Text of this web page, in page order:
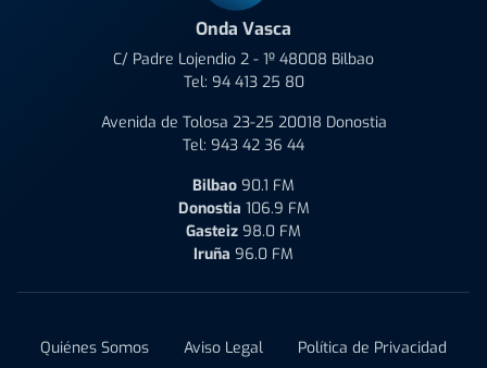
Onda Vasca
C/ Padre Lojendio 2 - 1º 48008 Bilbao
Tel: 94 413 25 80
Avenida de Tolosa 23-25 20018 Donostia
Tel: 943 42 36 44
Bilbao 90.1 FM
Donostia 106.9 FM
Gasteiz 98.0 FM
Iruña 96.0 FM
Quiénes Somos Aviso Legal
Política de Privacidad